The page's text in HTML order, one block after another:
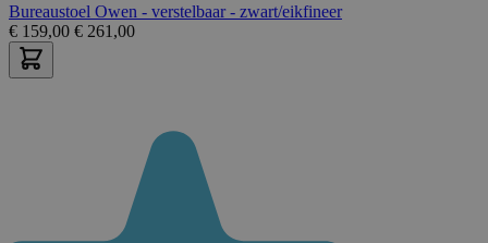
Bureaustoel Owen - verstelbaar - zwart/eikfineer
€ 159,00 € 261,00